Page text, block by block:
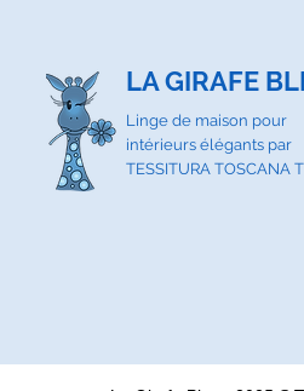
LA GIRAFE
Linge de maison pour
intérieurs élégants par
TESSITURA TOSCANA